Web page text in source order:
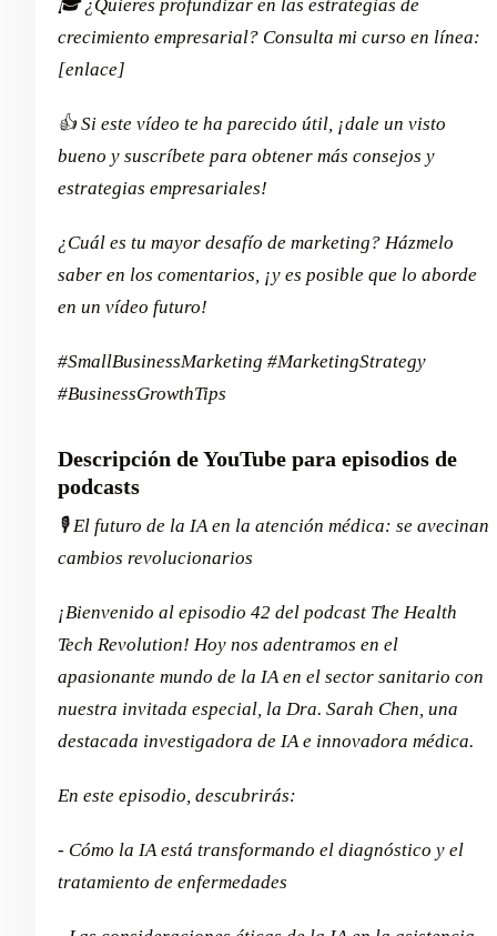
🎓 ¿Quieres profundizar en las estrategias de
crecimiento empresarial? Consulta mi curso en línea:
[enlace]
👍 Si este vídeo te ha parecido útil, ¡dale un visto
bueno y suscríbete para obtener más consejos y
estrategias empresariales!
¿Cuál es tu mayor desafío de marketing? Házmelo
saber en los comentarios, ¡y es posible que lo aborde
en un vídeo futuro!
#SmallBusinessMarketing #MarketingStrategy
#BusinessGrowthTips
Descripción de YouTube para episodios de
podcasts
🎙️ El futuro de la IA en la atención médica: se avecinan
cambios revolucionarios
¡Bienvenido al episodio 42 del podcast The Health
Tech Revolution! Hoy nos adentramos en el
apasionante mundo de la IA en el sector sanitario con
nuestra invitada especial, la Dra. Sarah Chen, una
destacada investigadora de IA e innovadora médica.
En este episodio, descubrirás:
- Cómo la IA está transformando el diagnóstico y el
tratamiento de enfermedades